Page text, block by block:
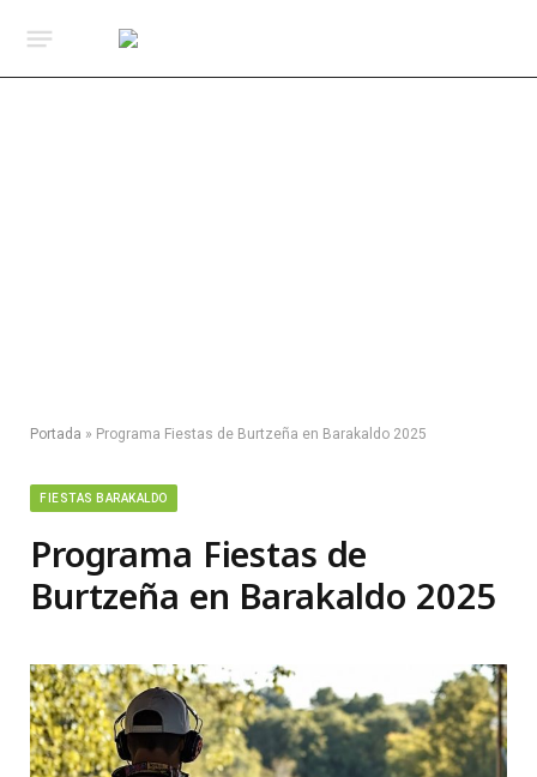
Portada » Programa Fiestas de Burtzeña en Barakaldo 2025
FIESTAS BARAKALDO
Programa Fiestas de
Burtzeña en Barakaldo 2025